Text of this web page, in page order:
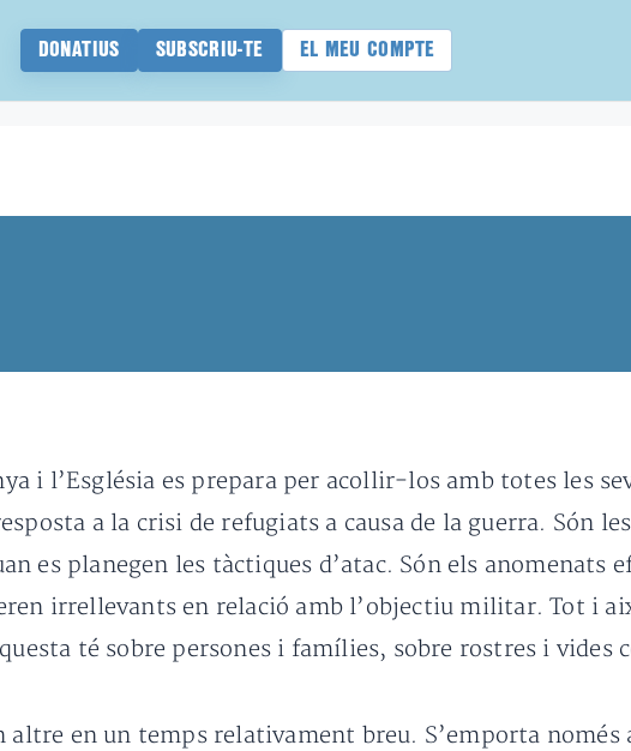
DONATIUS SUBSCRIU-TE EL MEU COMPTE
i l’Església es prepara per acollir-los amb totes les
a la crisi de refugiats a causa de la guerra. Són
es planegen les tàctiques d’atac. Són els anomenats
irrellevants en relació amb l’objectiu militar. Tot i
té sobre persones i famílies, sobre rostres i vides
en un temps relativament breu. S’emporta només